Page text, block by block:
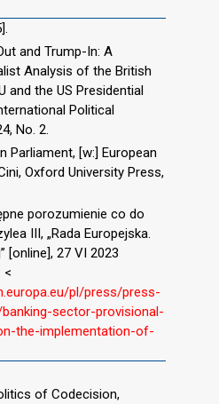
and Trump-In: A
Analysis of the British
and the US Presidential
Political
No. 2.
Parliament, [w:] European
Oxford University Press,
porozumienie co do
III, „Rada Europejska.
[online], 27 VI 2023
<
pl/press/press-
sector-provisional-
the-implementation-of-
of Codecision,